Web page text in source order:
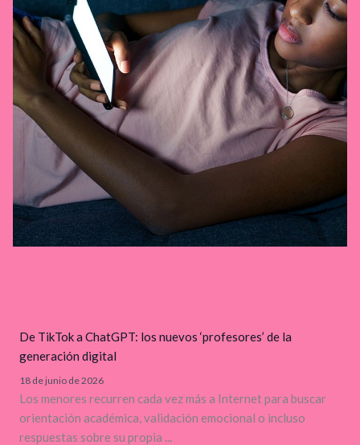
De TikTok a ChatGPT: los nuevos ‘profesores’ de la
generación digital
18 de junio de 2026
Los menores recurren cada vez más a Internet para buscar
orientación académica, validación emocional o incluso
respuestas sobre su propia ...